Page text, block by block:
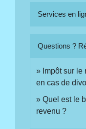
Services en
Questions ?
Impôt sur
en cas de
Quel est le
revenu ?